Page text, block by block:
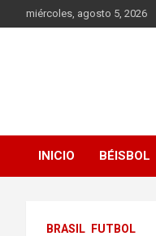
al
miércoles, agosto 5, 2026
INICIO BÉISBOL
BRASIL FUTBOL